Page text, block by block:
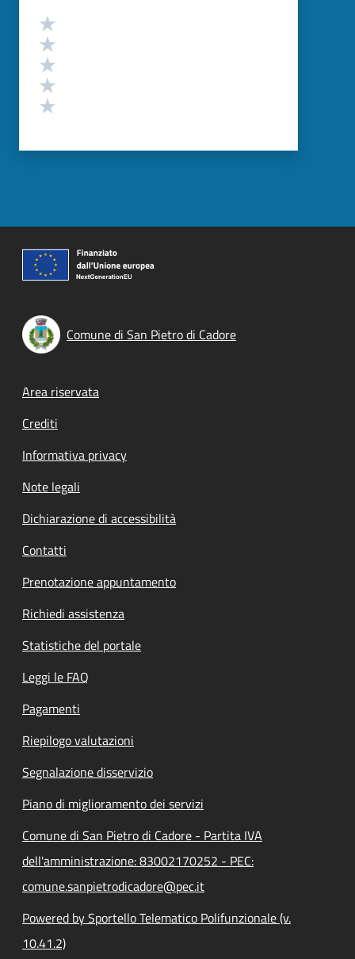
Valutazione
Comune di San Pietro di Cadore
Footer menu
Area riservata
Crediti
Informativa privacy
Note legali
Dichiarazione di accessibilità
Contatti
Prenotazione appuntamento
Richiedi assistenza
Statistiche del portale
Leggi le FAQ
Pagamenti
Riepilogo valutazioni
Segnalazione disservizio
Piano di miglioramento dei servizi
Comune di San Pietro di Cadore - Partita IVA
dell'amministrazione: 83002170252 - PEC:
comune.sanpietrodicadore@pec.it
Powered by Sportello Telematico Polifunzionale (v.
10.41.2)